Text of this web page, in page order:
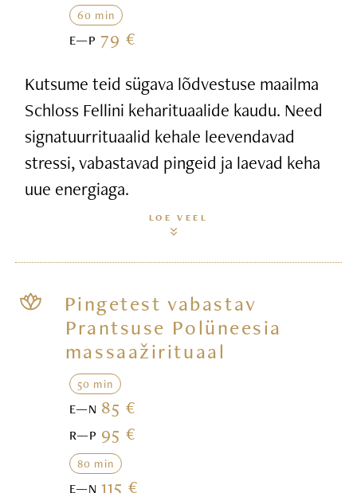
60 min
E—P 79 €
Kutsume teid sügava lõdvestuse maailma
Schloss Fellini keharituaalide kaudu. Need
signatuurrituaalid kehale leevendavad
stressi, vabastavad pingeid ja laevad keha
uue energiaga.
LOE VEEL
Pingetest vabastav
Prantsuse Polüneesia
massaažirituaal
50 min
E—N 85 €
R—P 95 €
80 min
E—N115 €